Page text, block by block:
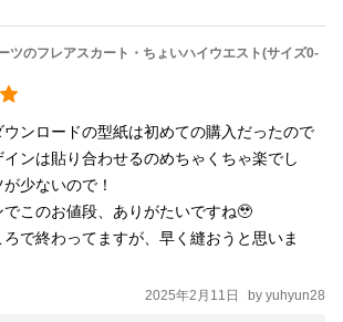
用の際の報告は不要ですが、S.Ipatternが今後
続する為にぜひ布教してください。 ・
って作ったお洋服の販売における責任は当方
型紙や動画の著作権は放棄しておりません。
・複写したり、販売することは固く禁じま
型紙として販売する事も含む） ・企業による
い合わせください。
ツのフレアスカート・ちょいハイウエスト(サイズ0-
ンロードの型紙は初めての購入だったので
ンは貼り合わせるのめちゃくちゃ楽でし
少ないので！
このお値段、ありがたいですね🥹
で終わってますが、早く縫おうと思いま
2025年2月11日 by yuhyun28